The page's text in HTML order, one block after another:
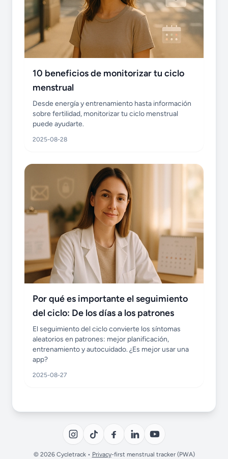
10 beneficios de monitorizar tu ciclo
menstrual
Desde energía y entrenamiento hasta información
sobre fertilidad, monitorizar tu ciclo menstrual
puede ayudarte.
2025-08-28
Por qué es importante el seguimiento
del ciclo: De los días a los patrones
El seguimiento del ciclo convierte los síntomas
aleatorios en patrones: mejor planificación,
entrenamiento y autocuidado. ¿Es mejor usar una
app?
2025-08-27
© 2026 Cycletrack • Privacy-first menstrual tracker (PWA)